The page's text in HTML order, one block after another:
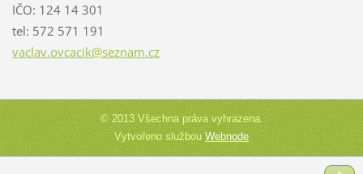
IČO: 124 14 301
tel: 572 571 191
vaclav.ovcacik@seznam.cz
© 2013 Všechna práva vyhrazena.
Vytvořeno službouWebnode